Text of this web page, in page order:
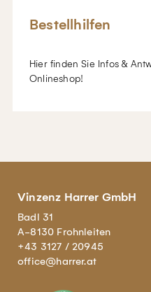
Bestellhilfen
Hier finden Sie Infos &
Onlineshop!
Vinzenz Harrer GmbH
Badl 31
A-8130 Frohnleiten
+43 3127 / 20945
office@harrer.at